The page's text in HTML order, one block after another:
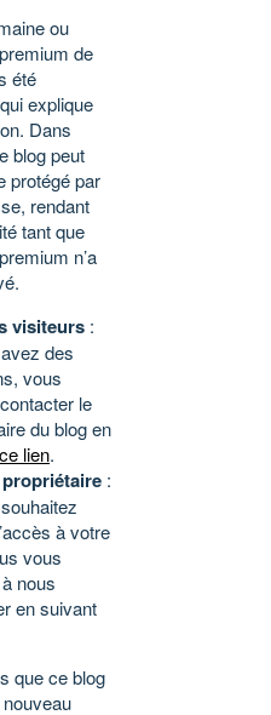
ou
de
été
explique
Dans
blog peut
protégé par
rendant
tant que
n’a
visiteurs :
des
vous
le
du blog en
ce lien.
:
à votre
vous
nous
en suivant
que ce blog